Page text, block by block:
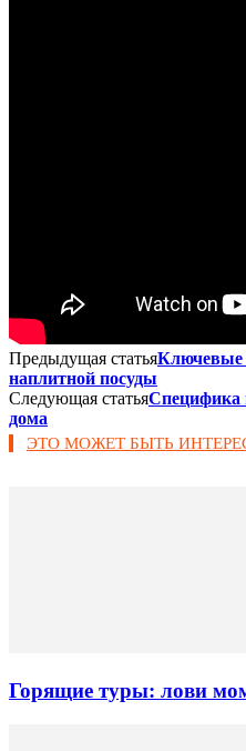
Предыдущая статьяКлючевые
наплитной посуды
Следующая статьяСпецифика
дома
ЭТО МОЖЕТ БЫТЬ
Горящие туры: лови